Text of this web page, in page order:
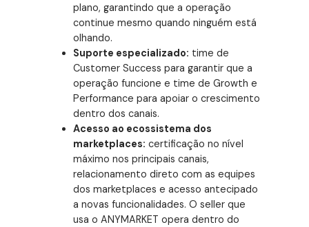
plano, garantindo que a operação
continue mesmo quando ninguém está
olhando.
Suporte especializado: time de
Customer Success para garantir que a
operação funcione e time de Growth e
Performance para apoiar o crescimento
dentro dos canais.
Acesso ao ecossistema dos
marketplaces: certificação no nível
máximo nos principais canais,
relacionamento direto com as equipes
dos marketplaces e acesso antecipado
a novas funcionalidades. O seller que
usa o ANYMARKET opera dentro do